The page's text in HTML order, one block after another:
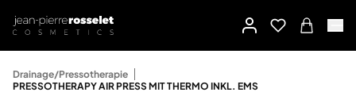
Drainage/Pressotherapie
PRESSOTHERAPY AIR PRESS MIT THERMO INKL. EMS